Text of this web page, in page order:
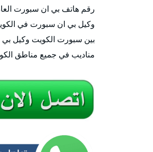
رقم هاتف بي ان سبورت
بين سبورت الكويت وكيل
مناديب في جميع مناطق الكويت خدمة 24 ساعة نوفر لكم احدث باقات